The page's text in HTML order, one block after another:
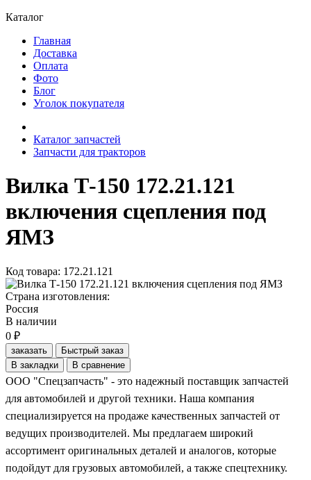
Каталог
Главная
Доставка
Оплата
Фото
Блог
Уголок покупателя
Каталог запчастей
Запчасти для тракторов
Вилка Т-150 172.21.121
включения сцепления под
ЯМЗ
Код товара: 172.21.121
Страна изготовления:
Россия
В наличии
0 ₽
заказать
Быстрый заказ
В закладки
В сравнение
ООО "Спецзапчасть" - это надежный поставщик запчастей
для автомобилей и другой техники. Наша компания
специализируется на продаже качественных запчастей от
ведущих производителей. Мы предлагаем широкий
ассортимент оригинальных деталей и аналогов, которые
подойдут для грузовых автомобилей, а также спецтехнику.